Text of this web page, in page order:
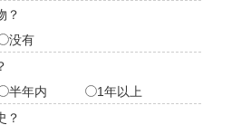
？
没有
半年内
1年以上
？